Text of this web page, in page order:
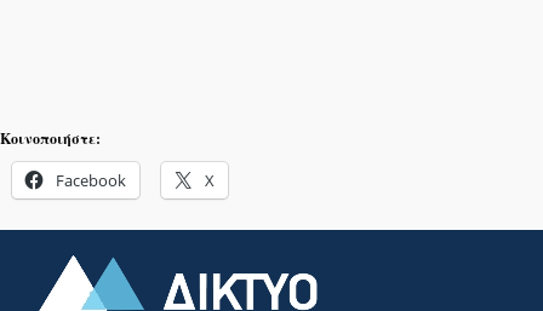
Κοινοποιήστε:
Facebook X